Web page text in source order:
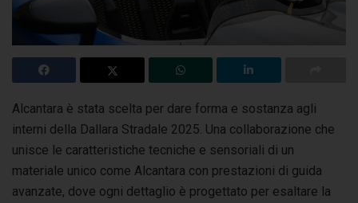
Alcantara è stata scelta per dare forma e sostanza agli
interni della Dallara Stradale 2025. Una collaborazione che
unisce le caratteristiche tecniche e sensoriali di un
materiale unico come Alcantara con prestazioni di guida
avanzate, dove ogni dettaglio è progettato per esaltare la